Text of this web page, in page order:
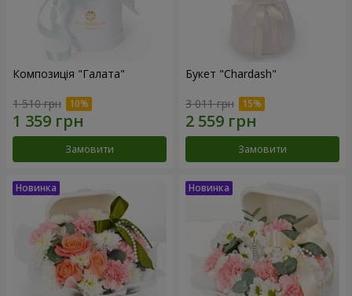
Композиція "Галата"
1 510 грн
Замовити
Букет "Chardash"
3 011 грн
Замовити